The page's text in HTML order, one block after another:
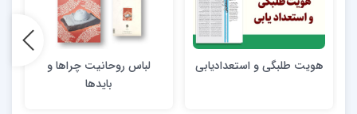
هویت طلبگی و استعدادیابی
لباس روحانیت چراها و
بایدها